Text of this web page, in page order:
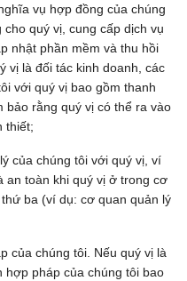
vụ hợp đồng của chúng
quý vị, cung cấp dịch vụ
nhật phần mềm và thu hồi
vị là đối tác kinh doanh, các
với quý vị bao gồm thanh
bảo rằng quý vị có thể ra vào
thiết;
của chúng tôi với quý vị, ví
an toàn khi quý vị ở trong cơ
ba (ví dụ: cơ quan quản lý
của chúng tôi. Nếu quý vị là
hợp pháp của chúng tôi bao